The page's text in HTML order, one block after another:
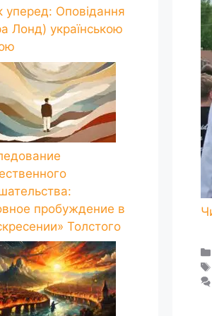
уперед: Оповідання
Лонд) українською
пробуждение в
Толстого